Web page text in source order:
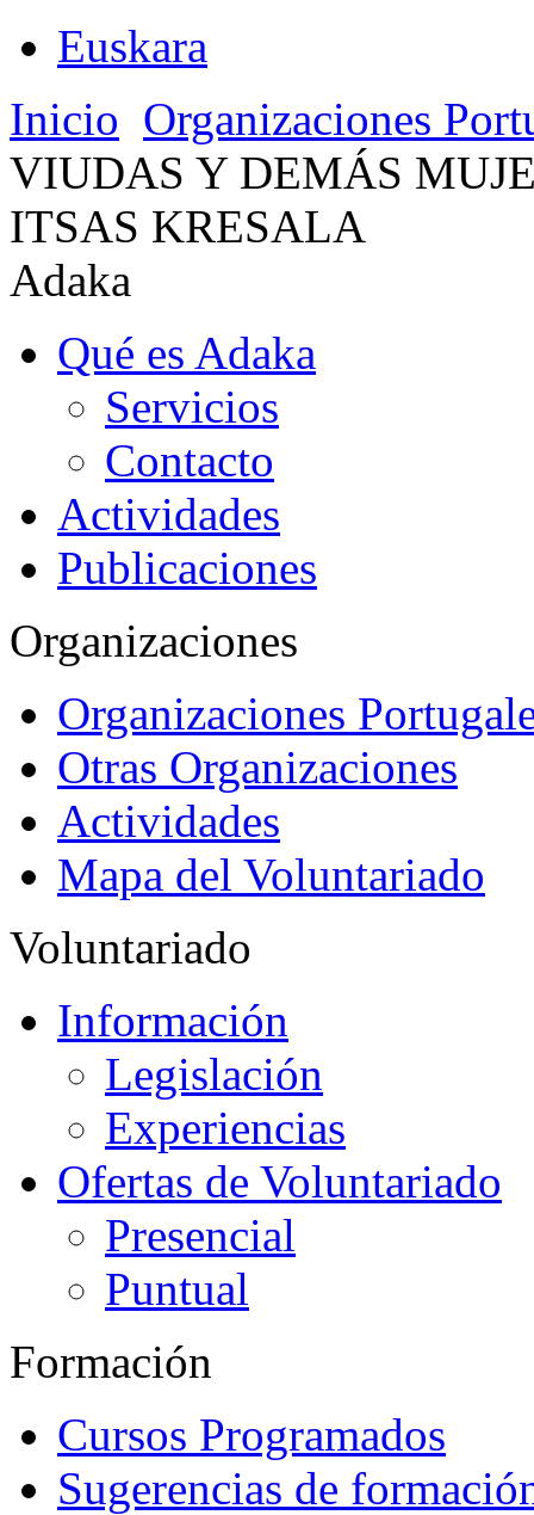
Euskara
Inicio Organizaciones
VIUDAS Y DEMÁS
ITSAS KRESALA
Adaka
Qué es Adaka
Servicios
Contacto
Actividades
Publicaciones
Organizaciones
Organizaciones
Otras Organizaciones
Actividades
Mapa del Voluntariado
Voluntariado
Información
Legislación
Experiencias
Ofertas de Voluntariado
Presencial
Puntual
Formación
Cursos Programados
Sugerencias de